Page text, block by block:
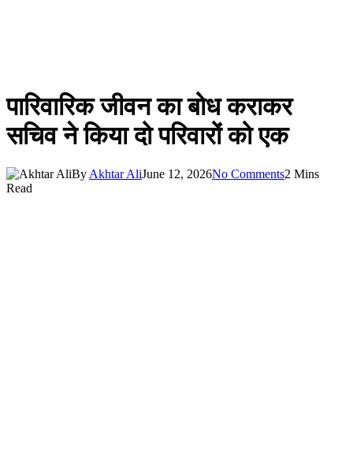
पारिवारिक जीवन का बोध कराकर
सचिव ने किया दो परिवारों को एक
ByAkhtar AliJune 12, 2026No Comments2 Mins
Read